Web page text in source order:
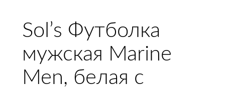
Sol’s Футболка
мужская Marine
Men, белая с